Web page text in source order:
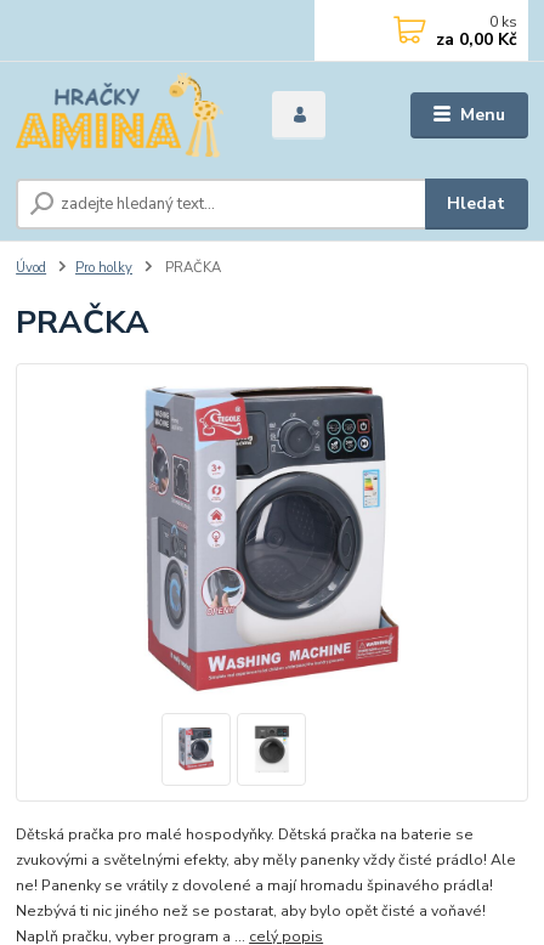
Menu
Hledat
0 ks
za 0,00 Kč
Úvod Pro holky PRAČKA
PRAČKA
Dětská pračka pro malé hospodyňky. Dětská pračka na baterie se
zvukovými a světelnými efekty, aby měly panenky vždy čisté prádlo! Ale
ne! Panenky se vrátily z dovolené a mají hromadu špinavého prádla!
Nezbývá ti nic jiného než se postarat, aby bylo opět čisté a voňavé!
Naplň pračku, vyber program a ... celý popis